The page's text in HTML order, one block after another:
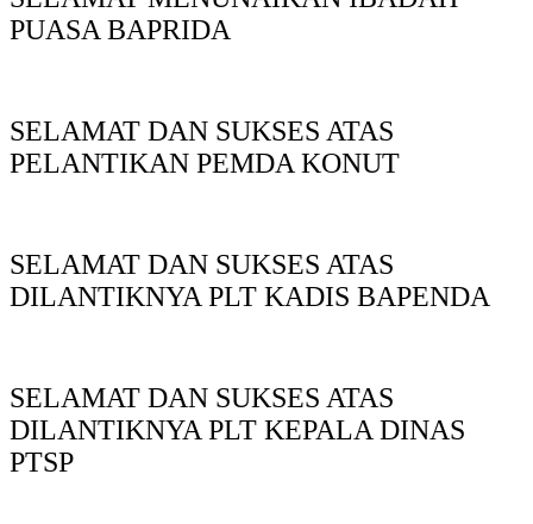
PUASA BAPRIDA
SELAMAT DAN SUKSES ATAS
PELANTIKAN PEMDA KONUT
SELAMAT DAN SUKSES ATAS
DILANTIKNYA PLT KADIS BAPENDA
SELAMAT DAN SUKSES ATAS
DILANTIKNYA PLT KEPALA DINAS
PTSP